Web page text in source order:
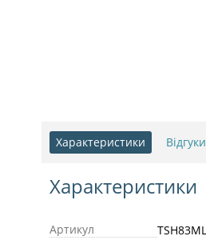
Характеристики Відгуки
Характеристики
Артикул
TSH83ML